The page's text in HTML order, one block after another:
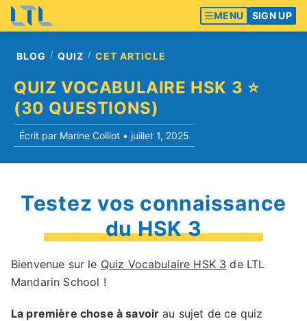
MENU SIGN UP
BLOG QUIZ CET ARTICLE
QUIZ VOCABULAIRE HSK 3 ⭐️
(30 QUESTIONS)
Écrit par Marine Colliot • juillet 1, 2025
Testez vos connaissance
du HSK 3
Bienvenue sur le Quiz Vocabulaire HSK 3 de LTL
Mandarin School !
La première chose à savoir au sujet de ce quiz